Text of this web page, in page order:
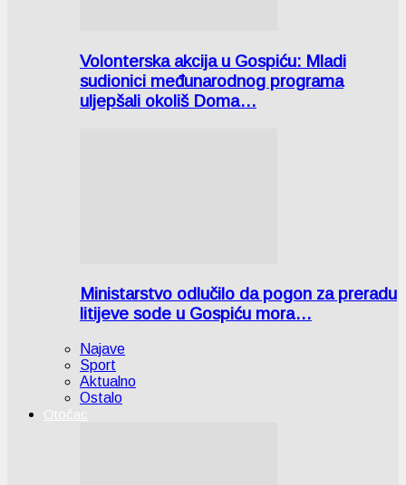
Volonterska akcija u Gospiću: Mladi
sudionici međunarodnog programa
uljepšali okoliš Doma…
Ministarstvo odlučilo da pogon za preradu
litijeve sode u Gospiću mora…
Najave
Sport
Aktualno
Ostalo
Otočac